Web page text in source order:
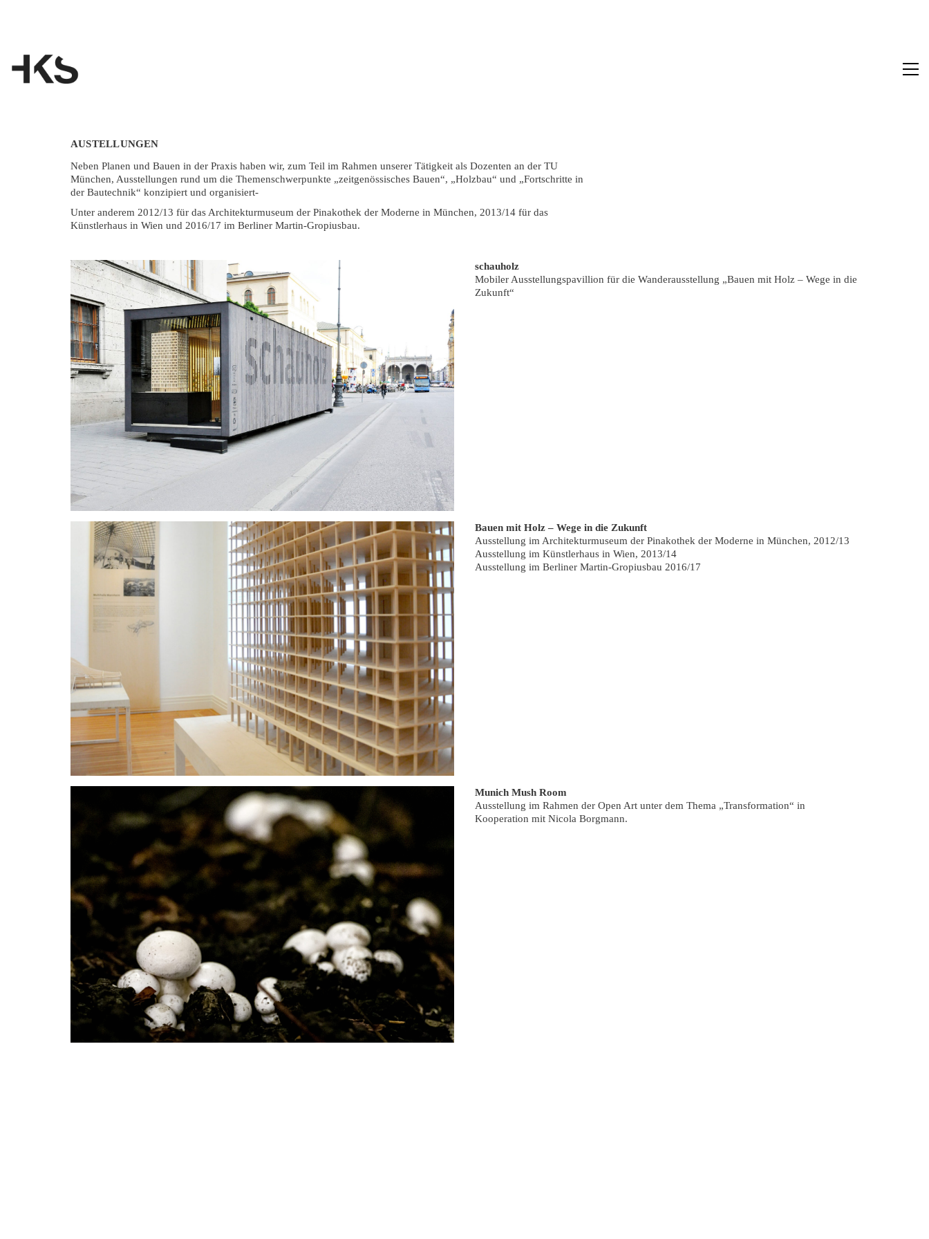
AUSTELLUNGEN
Neben Planen und Bauen in der Praxis haben wir, zum Teil im Rahmen unserer Tätigkeit als Dozenten an der TU
München, Ausstellungen rund um die Themenschwerpunkte „zeitgenössisches Bauen“, „Holzbau“ und „Fortschritte in
der Bautechnik“ konzipiert und organisiert-
Unter anderem 2012/13 für das Architekturmuseum der Pinakothek der Moderne in München, 2013/14 für das
Künstlerhaus in Wien und 2016/17 im Berliner Martin-Gropiusbau.
schauholz
Mobiler Ausstellungspavillion für die Wanderausstellung „Bauen mit Holz – Wege in die
Zukunft“
Bauen mit Holz – Wege in die Zukunft
Ausstellung im Architekturmuseum der Pinakothek der Moderne in München, 2012/13
Ausstellung im Künstlerhaus in Wien, 2013/14
Ausstellung im Berliner Martin-Gropiusbau 2016/17
Munich Mush Room
Ausstellung im Rahmen der Open Art unter dem Thema „Transformation“ in
Kooperation mit Nicola Borgmann.